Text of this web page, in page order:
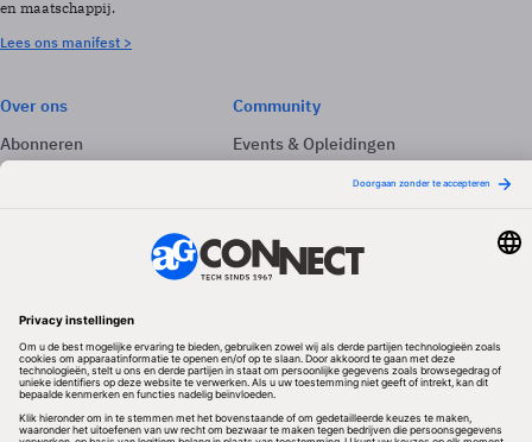
en maatschappij.
Lees ons manifest >
Over ons
Abonneren
Adverteren
Community
Events & Opleidingen
Volg ons
Redactionele partner